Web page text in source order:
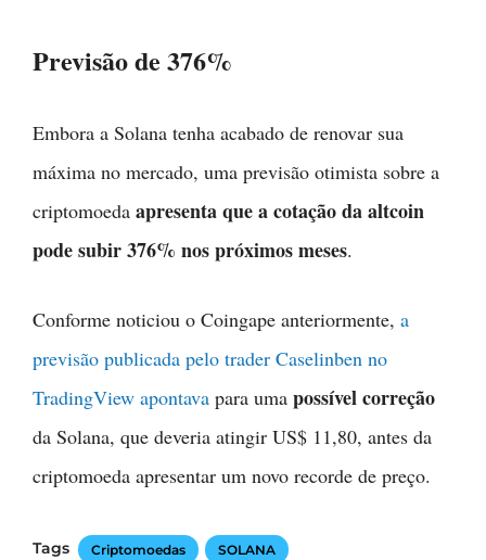
Previsão de 376%
Embora a Solana tenha acabado de renovar sua
máxima no mercado, uma previsão otimista sobre a
criptomoeda apresenta que a cotação da altcoin
pode subir 376% nos próximos meses.
Conforme noticiou o Coingape anteriormente, a
previsão publicada pelo trader Caselinben no
TradingView apontava para uma possível correção
da Solana, que deveria atingir US$ 11,80, antes da
criptomoeda apresentar um novo recorde de preço.
Tags Criptomoedas SOLANA